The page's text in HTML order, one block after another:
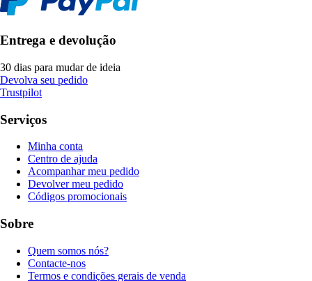
Entrega e devolução
30 dias para mudar de ideia
Devolva seu pedido
Trustpilot
Serviços
Minha conta
Centro de ajuda
Acompanhar meu pedido
Devolver meu pedido
Códigos promocionais
Sobre
Quem somos nós?
Contacte-nos
Termos e condições gerais de venda